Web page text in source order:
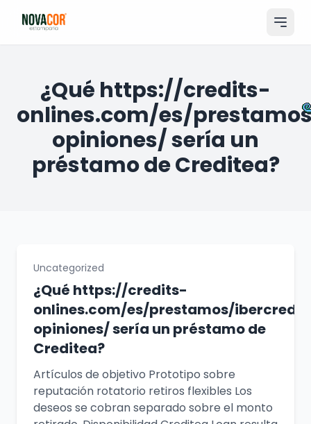
para
Catálogo
Produtos & Serviços
Portfólio
Solicitar Orçamento
¿Qué https://credits-
onlines.com/es/
opiniones/ serí­a un
préstamo de Creditea?
Uncategorized
¿Qué https://credits-
onlines.com/es/prestamos/
opiniones/ serí­a un préstamo de
Creditea?
Artículos de objetivo Prototipo sobre
reputación rotatorio retiros flexibles Los
deseos se cobran separado sobre el monto